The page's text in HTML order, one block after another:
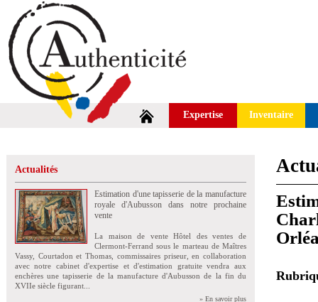
Expertise Inventaire
Actualités
Estimation d'une tapisserie de la manufacture
royale d'Aubusson dans notre prochaine
vente
La maison de vente Hôtel des ventes de
Clermont-Ferrand sous le marteau de Maîtres
Vassy, Courtadon et Thomas, commissaires priseur, en collaboration
avec notre cabinet d'expertise et d'estimation gratuite vendra aux
enchères une tapisserie de la manufacture d'Aubusson de la fin du
XVIIe siècle figurant...
» En savoir plus